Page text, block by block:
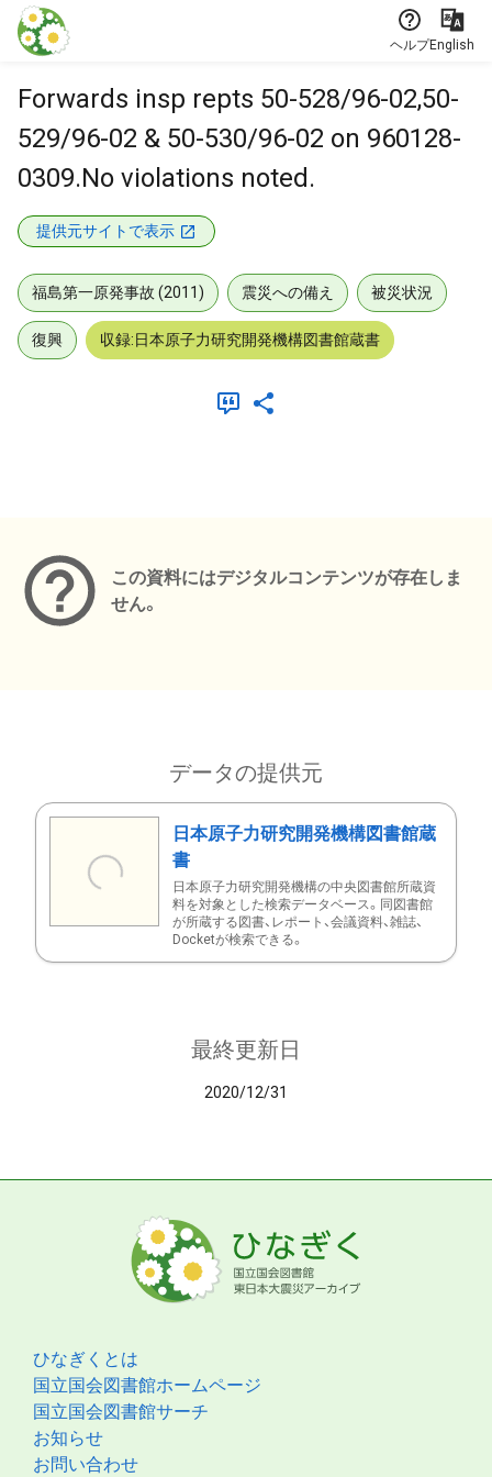
本文に飛ぶ
ヘルプEnglish
Forwards insp repts 50-528/96-02,50-
529/96-02 & 50-530/96-02 on 960128-
0309.No violations noted.
提供元サイトで表示
福島第一原発事故 (2011) 震災への備え 被災状況
復興 収録:日本原子力研究開発機構図書館蔵書
この資料にはデジタルコンテンツが存在しま
せん。
データの提供元
日本原子力研究開発機構図書館蔵
書
日本原子力研究開発機構の中央図書館所蔵資
料を対象とした検索データベース。同図書館
が所蔵する図書、レポート、会議資料、雑誌、
Docketが検索できる。
最終更新日
2020/12/31
ひなぎくとは
国立国会図書館ホームページ
国立国会図書館サーチ
お知らせ
お問い合わせ